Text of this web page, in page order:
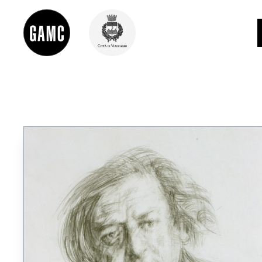
LE COLLEZIONI
GLI AUTORI
LORENZO VIANI
MOSTRE
EVENTI
PALAZZO DELLE MUSE